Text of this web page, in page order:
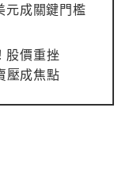
元成關鍵門檻
股價重挫
壓成焦點